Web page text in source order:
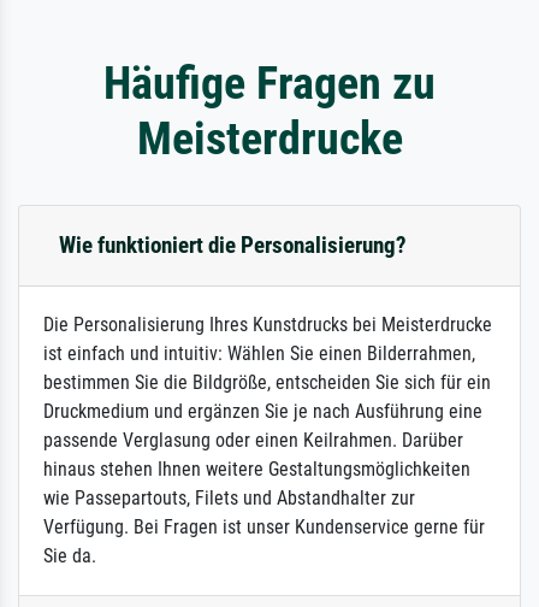
Häufige Fragen zu
Meisterdrucke
Wie funktioniert die Personalisierung?
Die Personalisierung Ihres Kunstdrucks bei Meisterdrucke
ist einfach und intuitiv: Wählen Sie einen Bilderrahmen,
bestimmen Sie die Bildgröße, entscheiden Sie sich für ein
Druckmedium und ergänzen Sie je nach Ausführung eine
passende Verglasung oder einen Keilrahmen. Darüber
hinaus stehen Ihnen weitere Gestaltungsmöglichkeiten
wie Passepartouts, Filets und Abstandhalter zur
Verfügung. Bei Fragen ist unser Kundenservice gerne für
Sie da.